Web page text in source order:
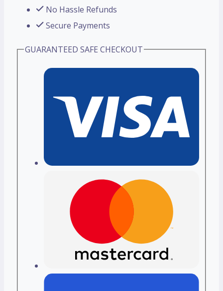
No Hassle Refunds
Secure Payments
GUARANTEED SAFE CHECKOUT